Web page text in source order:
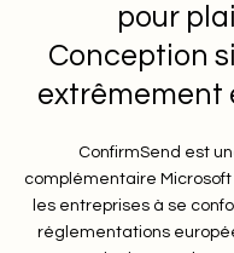
pour
Conception
extrêmement
ConfirmSend est
complémentaire Microsoft
les entreprises à se
réglementations